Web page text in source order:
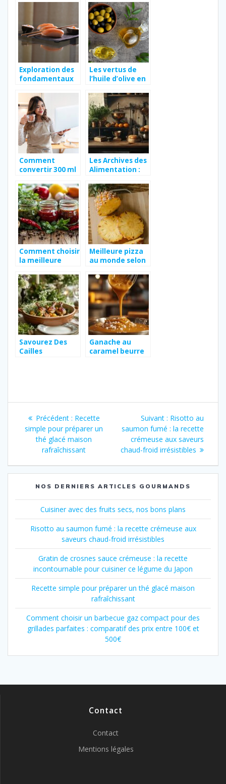
absolument
dans sa cuisine ?
Exploration des
fondamentaux
japonaise
Les vertus de
l’huile d’olive en
trésor pour
votre santé et
vos plats
Comment
convertir 300 ml
astuces et
explications
pratiques
Les Archives des
Alimentation :
précieux pour
l’industrie
agroalimentaire
française
Comment choisir
la meilleure
pour vos
grillades
Meilleure pizza
au monde selon
Savourez Des
Cailles
Moelleuse et
Parfumée
Ganache au
caramel beurre
Navigation
de
l’article
Précédent : Article
précédent
:
Recette
simple pour préparer un
thé glacé maison
rafraîchissant
Suivant : Article
suivant
:
Risotto au
saumon fumé : la recette
crémeuse aux saveurs
chaud-froid irrésistibles
NOS DERNIERS ARTICLES GOURMANDS
Cuisiner avec des fruits secs, nos bons plans
Risotto au saumon fumé : la recette crémeuse aux
saveurs chaud-froid irrésistibles
Gratin de crosnes sauce crémeuse : la recette
incontournable pour cuisiner ce légume du Japon
Recette simple pour préparer un thé glacé maison
rafraîchissant
Comment choisir un barbecue gaz compact pour des
grillades parfaites : comparatif des prix entre 100€ et
500€
Contact
Contact
Mentions légales